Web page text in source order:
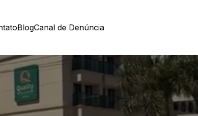
BlogCanal de Denúncia